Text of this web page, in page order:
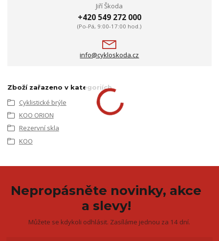
Jiří Škoda
+420 549 272 000
(Po-Pá, 9:00-17:00 hod.)
info@cykloskoda.cz
Zboží zařazeno v kategoriích
Cyklistické brýle
KOO ORION
Rezervní skla
KOO
Nepropásněte novinky, akce
a slevy!
Můžete se kdykoli odhlásit. Zasíláme jednou za 14 dní.